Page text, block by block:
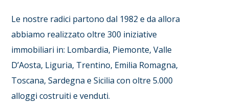
Le nostre radici partono dal 1982 e da allora
abbiamo realizzato oltre 300 iniziative
immobiliari in: Lombardia, Piemonte, Valle
D’Aosta, Liguria, Trentino, Emilia Romagna,
Toscana, Sardegna e Sicilia con oltre 5.000
alloggi costruiti e venduti.